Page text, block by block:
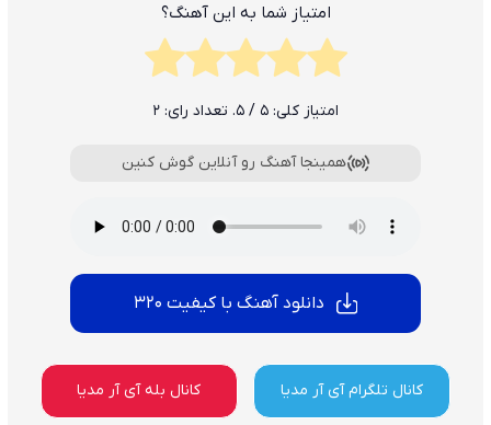
امتیاز شما به این آهنگ؟
امتیاز کلی: 5 / 5. تعداد رای: 2
همینجا آهنگ رو آنلاین گوش کنین
دانلود آهنگ با کیفیت 320
کانال تلگرام آی آر مدیا کانال بله آی آر مدیا